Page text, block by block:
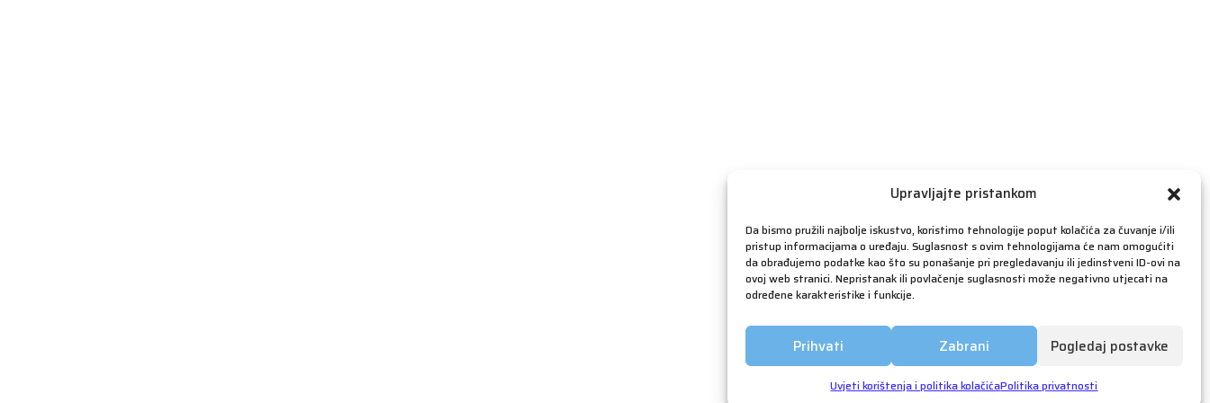
Upravljajte pristankom
Da bismo pružili najbolje iskustvo, koristimo tehnologije poput kolačića za čuvanje i/ili
pristup informacijama o uređaju. Suglasnost s ovim tehnologijama će nam omogućiti
da obrađujemo podatke kao što su ponašanje pri pregledavanju ili jedinstveni ID-ovi na
ovoj web stranici. Nepristanak ili povlačenje suglasnosti može negativno utjecati na
određene karakteristike i funkcije.
Prihvati Zabrani Pogledaj postavke
Uvjeti korištenja i politika kolačićaPolitika privatnosti
rujan 2018
srpanj 2018
lipanj 2018
svibanj 2018
ožujak 2018
siječanj 2018
prosinac 2017